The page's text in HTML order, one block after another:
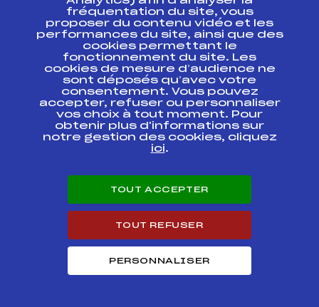
AAPF0181.FFS
CHAILLOL CIRCUIT
ESF SLALOM DAMES
FFS
FRA6581
Ski Chrono National
Tour Technique
Gérardmer
FIS
FRA6580
Ski Chrono National
Tour Technique
Gerardmer
FIS
Ski Chrono National
Tour Technique
Ski Chrono National
Tour Technique Prix
Gérardmer
FIS
AAPF0031.FFS
Alpes Ubaye –
Trophée Banque
FFS
fréquentation du site, vous
proposer du contenu vidéo et les
performances du site, ainsi que des
cookies permettant le
fonctionnement du site. Les
cookies de mesure d’audience ne
sont déposés qu’avec votre
consentement. Vous pouvez
accepter, refuser ou personnaliser
vos choix à tout moment. Pour
obtenir plus d'informations sur
notre gestion des cookies, cliquez
ici.
TOUT ACCEPTER
TOUT REFUSER
PERSONNALISER